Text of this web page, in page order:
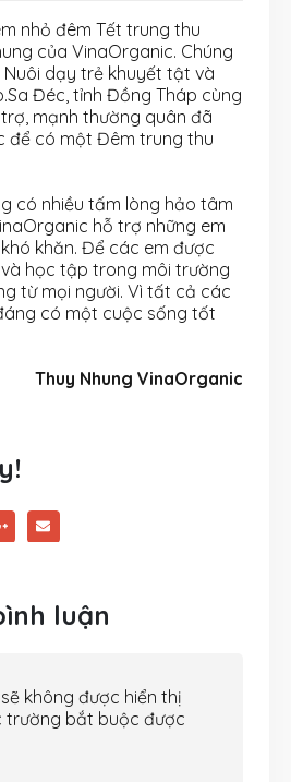
nhỏ đêm Tết trung thu
của VinaOrganic. Chúng
dạy trẻ khuyết tật và
Đéc, tỉnh Đồng Tháp cùng
mạnh thường quân đã
để có một Đêm trung thu
có nhiều tấm lòng hảo tâm
hỗ trợ những em
khăn. Để các em được
học tập trong môi trường
từ mọi người. Vì tất cả các
có một cuộc sống tốt
Thuy Nhung VinaOrganic
luận
không được hiển thị
trường bắt buộc được